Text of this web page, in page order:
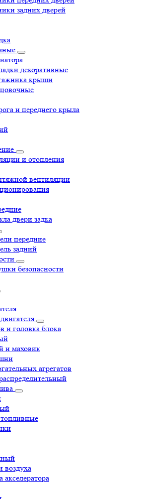
задних дверей
декоративные
крыши
и переднего крыла
и отопления
вентиляции
двери задка
передние
задний
безопасности
и головка блока
и маховик
агрегатов
воздуха
акселератора